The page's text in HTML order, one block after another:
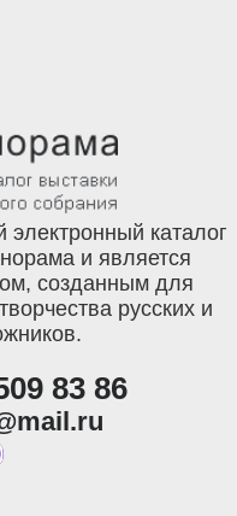
электронный каталог
и является
созданным для
русских и
83 86